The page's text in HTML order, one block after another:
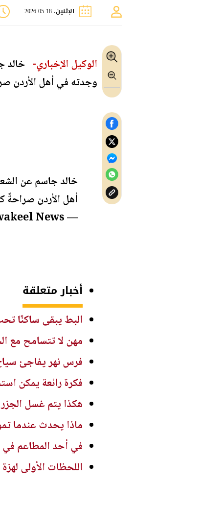
الإثنين، 18-05-2026
الوكيل الإخباري- خالد
وجدته في أهل الأردن
خالد جاسم عن
أهل الأردن صراحةً
— Alwakeel News - الوكيل الإخباري (@alwakeelnews)
أخبار متعلقة
البط يبقى ساكنًا
مهن لا تتسامح مع
فرس نهر يفاجئ
فكرة رائعة يمكن
هكذا يتم غسل
ماذا يحدث عندما
في أحد المطاعم في
اللحظات الأولى لهزة أرضية بقوة 5.6